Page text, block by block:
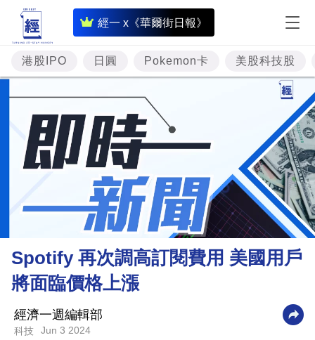
經一 x《華爾街日報》
即
時
財
經
專
題
投
資
樓
市
財
商
業
科
港股IPO 日圓 Pokemon卡 美股科技股
Spotify 再次調高訂閱費用 美國用戶
將面臨價格上漲
經濟一週編輯部
科技 Jun 3 2024